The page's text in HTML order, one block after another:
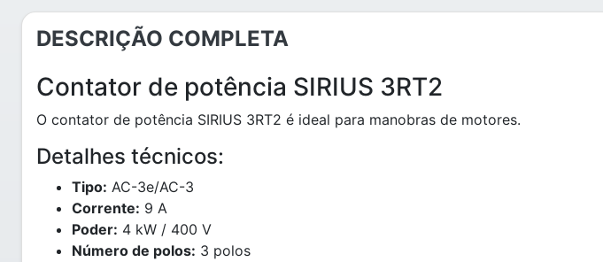
DESCRIÇÃO COMPLETA
Contator de potência SIRIUS 3RT2
O contator de potência SIRIUS 3RT2 é ideal para manobras de motores.
Detalhes técnicos:
Tipo: AC-3e/AC-3
Corrente: 9 A
Poder: 4 kW / 400 V
Número de polos: 3 polos